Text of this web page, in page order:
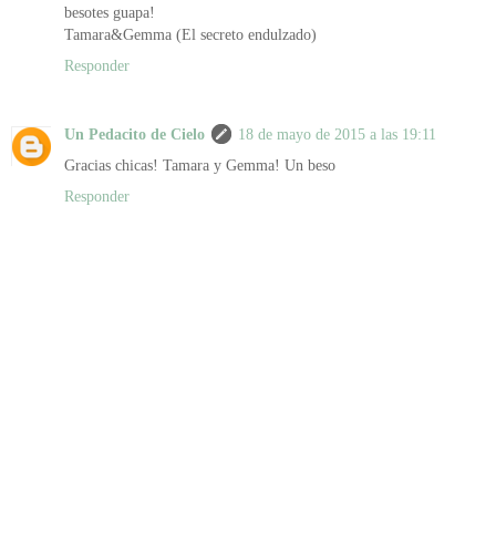
besotes guapa!
Tamara&Gemma (El secreto endulzado)
Responder
Un Pedacito de Cielo
18 de mayo de 2015 a las 19:11
Gracias chicas! Tamara y Gemma! Un beso
Responder